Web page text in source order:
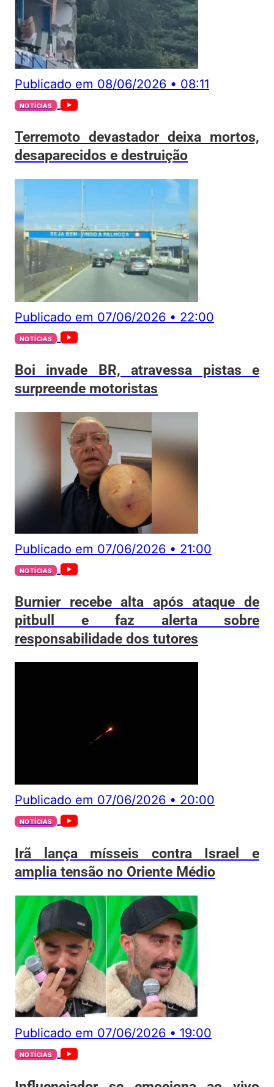
Publicado em 08/06/2026 • 08:11
NOTÍCIAS
Terremoto devastador deixa mortos,
desaparecidos e destruição
Publicado em 07/06/2026 • 22:00
NOTÍCIAS
Boi invade BR, atravessa pistas e
surpreende motoristas
Publicado em 07/06/2026 • 21:00
NOTÍCIAS
Burnier recebe alta após ataque de
pitbull e faz alerta sobre
responsabilidade dos tutores
Publicado em 07/06/2026 • 20:00
NOTÍCIAS
Irã lança mísseis contra Israel e
amplia tensão no Oriente Médio
Publicado em 07/06/2026 • 19:00
NOTÍCIAS